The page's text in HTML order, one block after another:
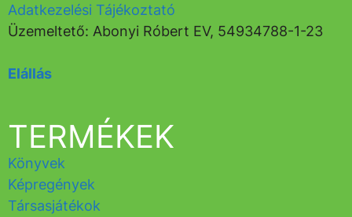
TERMÉKEK
Könyvek
Képregények
Társasjátékok
Adatkezelési Tájékoztató
Üzemeltető: Abonyi Róbert EV, 54934788-1-23
Elállás